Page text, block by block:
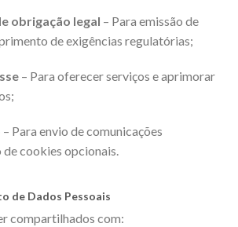
obrigação legal – Para emissão de
de exigências regulatórias;
– Para oferecer serviços e aprimorar
– Para envio de comunicações
cookies opcionais.
de Dados Pessoais
compartilhados com: